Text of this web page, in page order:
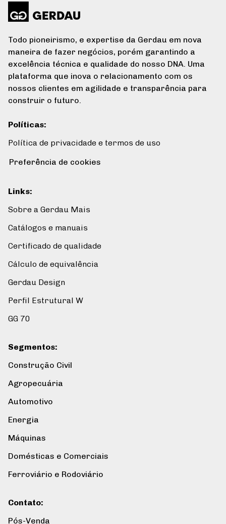
Todo pioneirismo, e expertise da Gerdau em nova
maneira de fazer negócios, porém garantindo a
excelência técnica e qualidade do nosso DNA. Uma
plataforma que inova o relacionamento com os
nossos clientes em agilidade e transparência para
construir o futuro.
Políticas:
Política de privacidade e termos de uso
Preferência de cookies
Links:
Sobre a Gerdau Mais
Catálogos e manuais
Certificado de qualidade
Cálculo de equivalência
Gerdau Design
Perfil Estrutural W
GG 70
Segmentos:
Construção Civil
Agropecuária
Automotivo
Energia
Máquinas
Domésticas e Comerciais
Ferroviário e Rodoviário
Contato:
Pós-Venda